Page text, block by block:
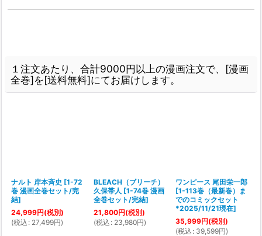
１注文あたり、合計9000円以上の漫画注文で、[漫画
全巻]を[送料無料]にてお届けします。
ナルト 岸本斉史 [1-72
巻 漫画全巻セット/完
結]
24,999円(税別)
(税込 : 27,499円)
BLEACH（ブリーチ）
久保帯人 [1-74巻 漫画
全巻セット/完結]
21,800円(税別)
(税込 : 23,980円)
ワンピース 尾田栄一郎
[1-113巻（最新巻）ま
でのコミックセット
*2025/11/21現在]
35,999円(税別)
(税込 : 39,599円)